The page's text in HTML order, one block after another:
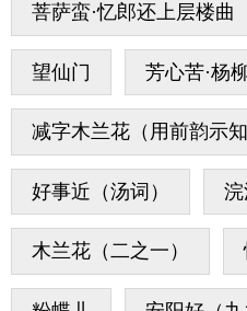
菩萨蛮·忆郎还上层楼曲
望仙门 芳心苦·杨
减字木兰花（用前韵示知
好事近（汤词）
木兰花（二之一）